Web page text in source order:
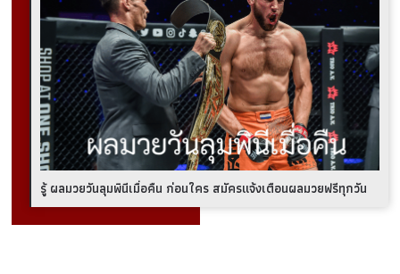
รู้ ผลมวยวันลุมพินีเมื่อคืน ก่อนใคร สมัครแจ้งเตือนผลมวยฟรีทุกวัน